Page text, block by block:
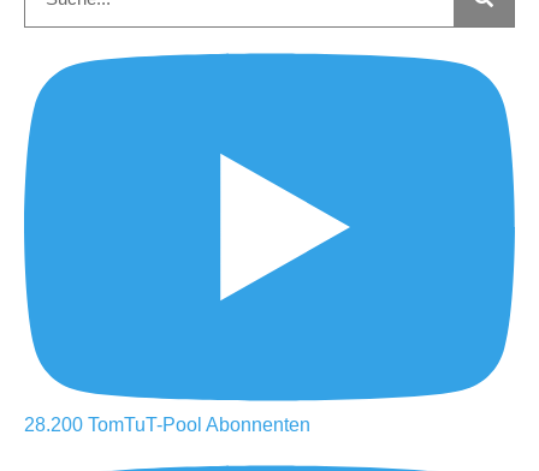
28.200 TomTuT-Pool Abonnenten